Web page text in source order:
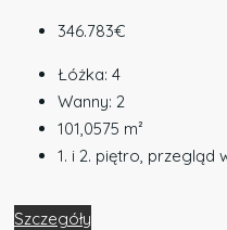
346.783€
Łóżka: 4
Wanny: 2
101,0575 m²
1. i 2. piętro, przegląd
Szczegóły